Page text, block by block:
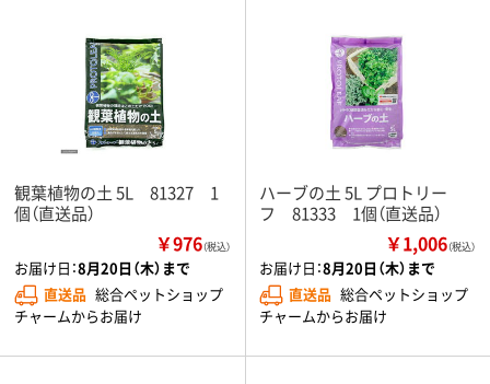
観葉植物の土 5L 81327 1
個（直送品）
￥976（税込）
お届け日：8月20日（木）まで
直送品 総合ペットショップ
チャームからお届け
ハーブの土 5L プロトリー
フ 81333 1個（直送品）
￥1,006（税込）
お届け日：8月20日（木）まで
直送品 総合ペットショップ
チャームからお届け